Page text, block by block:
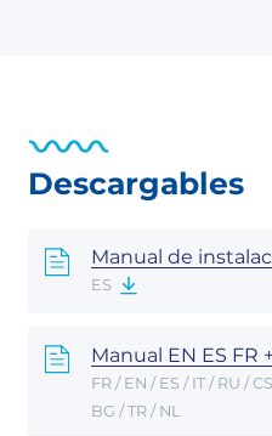
Descargables
Manual de
ES
Manual EN ES FR +
FR / EN / ES / IT / RU /
BG / TR / NL